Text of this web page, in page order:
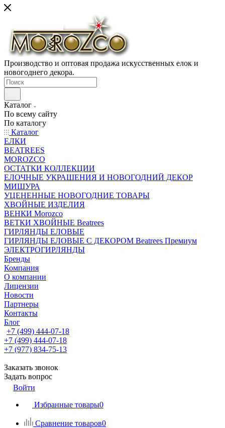
Производство и оптовая продажа искусственных елок и
новогоднего декора.
Каталог
По всему сайту
По каталогу
Каталог
ЕЛКИ
BEATREES
MOROZCO
ОСТАТКИ КОЛЛЕКЦИИ
ЕЛОЧНЫЕ УКРАШЕНИЯ И НОВОГОДНИЙ ДЕКОР
МИШУРА
УЦЕНЕННЫЕ НОВОГОДНИЕ ТОВАРЫ
ХВОЙНЫЕ ИЗДЕЛИЯ
ВЕНКИ Morozco
ВЕТКИ ХВОЙНЫЕ Beatrees
ГИРЛЯНДЫ ЕЛОВЫЕ
ГИРЛЯНДЫ ЕЛОВЫЕ С ДЕКОРОМ Beatrees Премиум
ЭЛЕКТРОГИРЛЯНДЫ
Бренды
Компания
О компании
Лицензии
Новости
Партнеры
Контакты
Блог
+7 (499) 444-07-18
+7 (499) 444-07-18
+7 (977) 834-75-13
Заказать звонок
Задать вопрос
Войти
Избранные товары0
Сравнение товаров0